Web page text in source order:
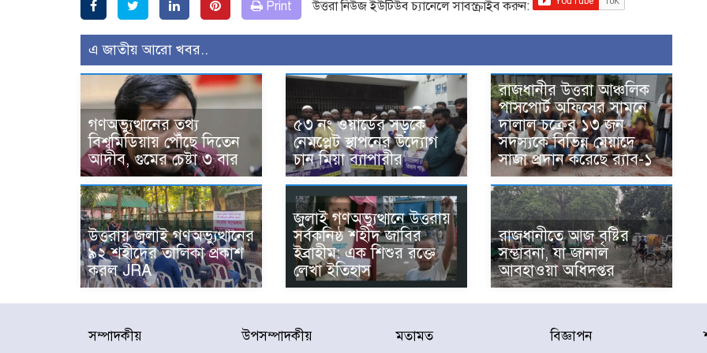
Print উত্তরা নিউজ ইউটিউব চ্যানেলে সাবস্ক্রাইব করুন:
এ জাতীয় আরো খবর..
গণঅভ্যুত্থানের তথ্য
বিশ্বমিডিয়ায় পৌঁছে দিতেন
আদীব, গুমের চেষ্টা ৩ বার
৫৩ নং ওয়ার্ডের সড়কে
নেমপ্লেট স্থাপনের উদ্যোগ
চান মিয়া ব্যাপারীর
রাজধানীর উত্তরা আঞ্চলিক
পাসপোর্ট অফিসের সামনে
দালাল চক্রের ১৩ জন
সদস্যকে বিভিন্ন মেয়াদে
সাজা প্রদান করেছে র‌্যাব-১
উত্তরায় জুলাই গণঅভ্যুত্থানের
৯২ শহীদের তালিকা প্রকাশ
করল JRA
জুলাই গণঅভ্যুত্থানে উত্তরায়
সর্বকনিষ্ঠ শহীদ জাবির
ইব্রাহীম: এক শিশুর রক্তে
লেখা ইতিহাস
রাজধানীতে আজ বৃষ্টির
সম্ভাবনা, যা জানাল
আবহাওয়া অধিদপ্তর
সম্পাদকীয় উপসম্পাদকীয় মতামত বিজ্ঞাপন